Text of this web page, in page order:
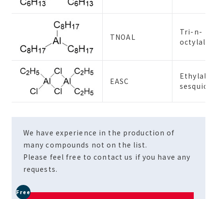
TNOAL
Tri-n-
EASC
We have experience in the production of
many compounds not on the list.
Please feel free to contact us if you have any
requests.
Free